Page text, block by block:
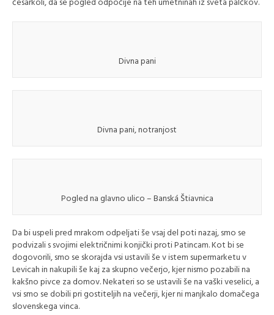
česarkoli, da se pogled odpočije na teh umetninah iz sveta palčkov.
Divna pani
Divna pani, notranjost
Pogled na glavno ulico – Banská Štiavnica
Da bi uspeli pred mrakom odpeljati še vsaj del poti nazaj, smo se
podvizali s svojimi električnimi konjički proti Patincam. Kot bi se
dogovorili, smo se skorajda vsi ustavili še v istem supermarketu v
Levicah in nakupili še kaj za skupno večerjo, kjer nismo pozabili na
kakšno pivce za domov. Nekateri so se ustavili še na vaški veselici, a
vsi smo se dobili pri gostiteljih na večerji, kjer ni manjkalo domačega
slovenskega vinca.